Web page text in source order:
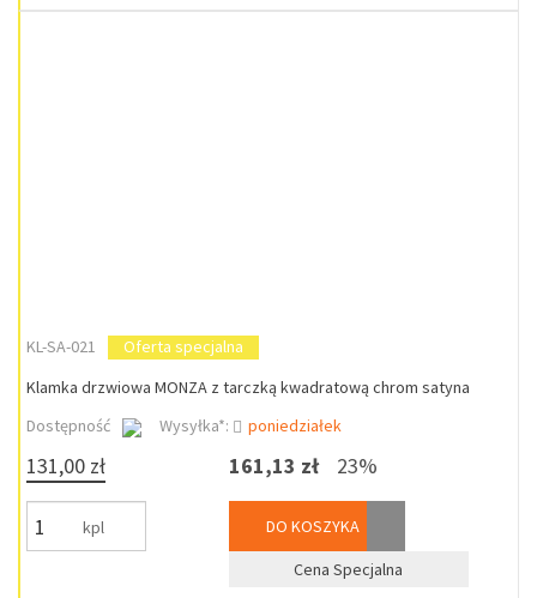
KL-SA-021
Oferta specjalna
Klamka drzwiowa MONZA z tarczką kwadratową chrom satyna
Dostępność
Wysyłka*: poniedziałek
131,00 zł
kpl
161,13 zł 23%
DO KOSZYKA
Cena Specjalna